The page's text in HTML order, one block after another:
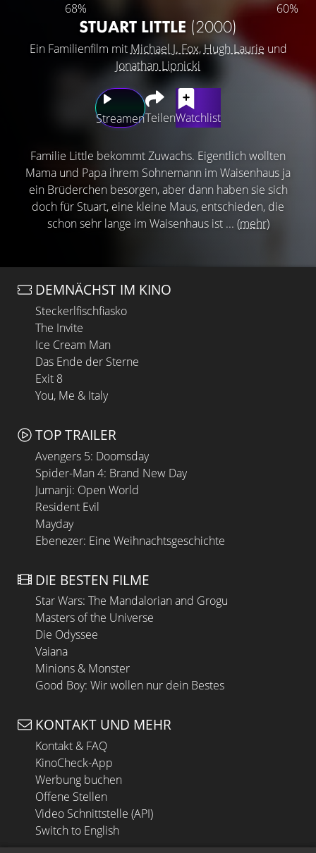
68% 60%
STUART LITTLE (2000)
Ein Familienfilm mit Michael J. Fox,Hugh Laurie und
Jonathan Lipnicki
StreamenTeilenWatchlist
Familie Little bekommt Zuwachs. Eigentlich wollten
Mama und Papa ihrem Sohnemann im Waisenhaus ja
ein Brüderchen besorgen, aber dann haben sie sich
doch für Stuart, eine kleine Maus, entschieden, die
schon sehr lange im Waisenhaus ist ... (mehr)
DEMNÄCHST IM KINO
Steckerlfischfiasko
The Invite
Ice Cream Man
Das Ende der Sterne
Exit 8
You, Me & Italy
TOP TRAILER
Avengers 5: Doomsday
Spider-Man 4: Brand New Day
Jumanji: Open World
Resident Evil
Mayday
Ebenezer: Eine Weihnachtsgeschichte
DIE BESTEN FILME
Star Wars: The Mandalorian and Grogu
Masters of the Universe
Die Odyssee
Vaiana
Minions & Monster
Good Boy: Wir wollen nur dein Bestes
KONTAKT UND MEHR
Kontakt & FAQ
KinoCheck-App
Werbung buchen
Offene Stellen
Video Schnittstelle (API)
Switch to English